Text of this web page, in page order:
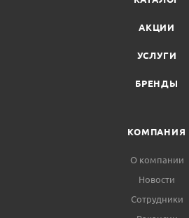
АКЦИИ
УСЛУГИ
БРЕНДЫ
КОМПАНИЯ
О компании
Новости
Сотрудники